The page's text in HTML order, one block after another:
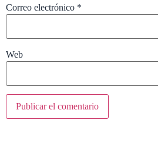
Correo electrónico *
Web